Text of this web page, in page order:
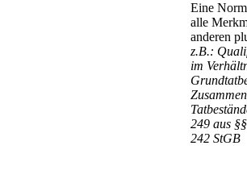
Eine
alle
anderen
z.B.:
im
249 aus
242 StGB